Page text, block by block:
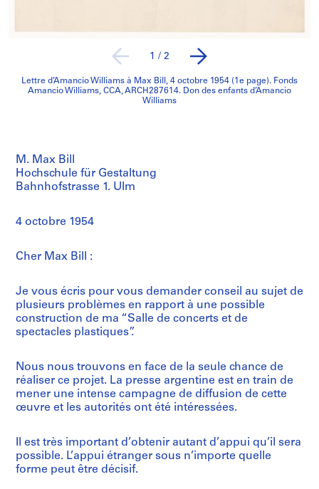
Lettre d’Amancio Williams à Max Bill, 4 octobre 1954 (1e page). Fonds
Amancio Williams, CCA, ARCH287614. Don des enfants d’Amancio
Williams
1 / 2
M. Max Bill
Hochschule für Gestaltung
Bahnhofstrasse 1. Ulm
4 octobre 1954
Cher Max Bill :
Je vous écris pour vous demander conseil au sujet de
plusieurs problèmes en rapport à une possible
construction de ma “Salle de concerts et de
spectacles plastiques”.
Nous nous trouvons en face de la seule chance de
réaliser ce projet. La presse argentine est en train de
mener une intense campagne de diffusion de cette
œuvre et les autorités ont été intéressées.
Il est très important d’obtenir autant d’appui qu’il sera
possible. L’appui étranger sous n’importe quelle
forme peut être décisif.